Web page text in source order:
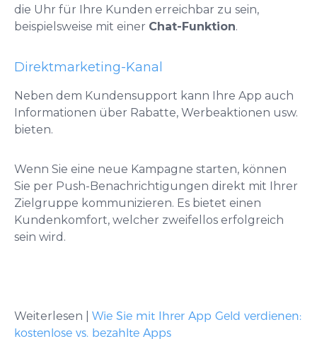
die Uhr für Ihre Kunden erreichbar zu sein,
beispielsweise mit einer Chat-Funktion.
Direktmarketing-Kanal
Neben dem Kundensupport kann Ihre App auch
Informationen über Rabatte, Werbeaktionen usw.
bieten.
Wenn Sie eine neue Kampagne starten, können
Sie per Push-Benachrichtigungen direkt mit Ihrer
Zielgruppe kommunizieren. Es bietet einen
Kundenkomfort, welcher zweifellos erfolgreich
sein wird.
Weiterlesen | Wie Sie mit Ihrer App Geld verdienen:
kostenlose vs. bezahlte Apps